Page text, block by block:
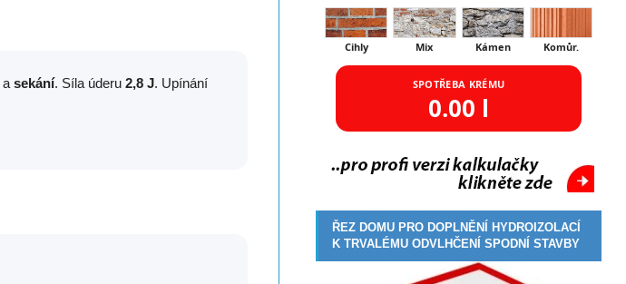
a sekání. Síla úderu 2,8 J. Upínání
Cihly Mix Kámen Komůr.
SPOTŘEBA KRÉMU
0.00 l
ŘEZ DOMU PRO DOPLNĚNÍ HYDROIZOLACÍ
K TRVALÉMU ODVLHČENÍ SPODNÍ STAVBY